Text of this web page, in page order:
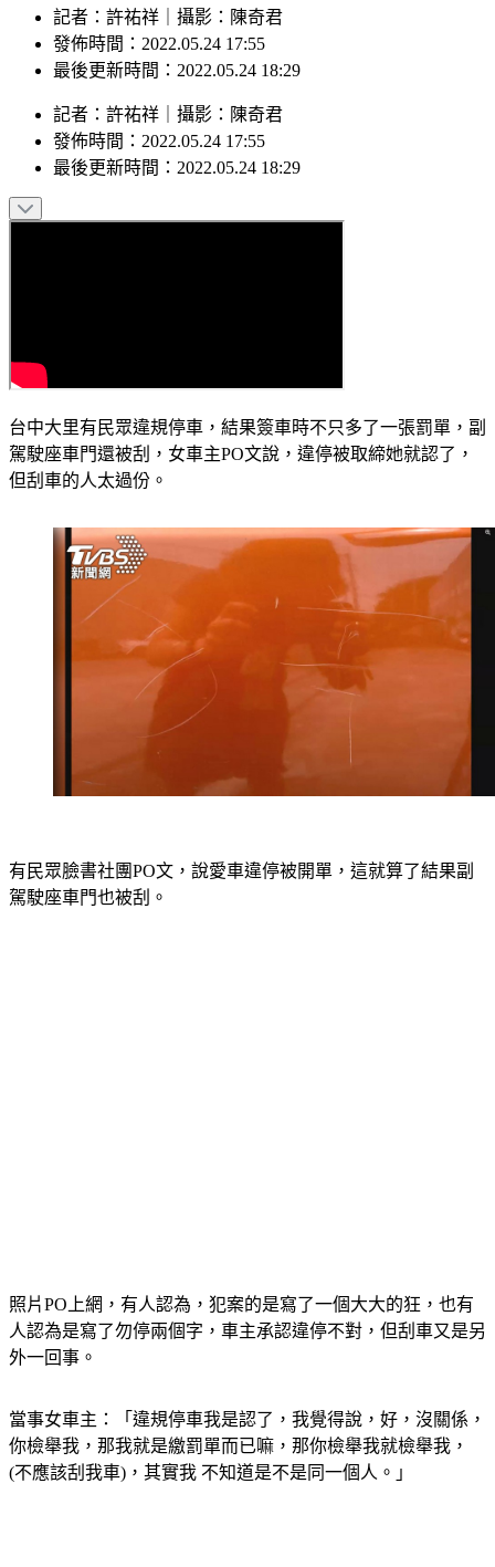
記者：許祐祥｜攝影：陳奇君
發佈時間：2022.05.24 17:55
最後更新時間：2022.05.24 18:29
記者 ： 許祐祥 攝影 ： 陳奇君
發佈時間： 2022.05.24 17:55
最後更新時間： 2022.05.24 18:29
台中大里有民眾違規停車，結果簽車時不只多了一張罰單，副
駕駛座車門還被刮，女車主PO文說，違停被取締她就認了，
但刮車的人太過份。
有民眾臉書社團PO文，說愛車違停被開單，這就算了結果副
駕駛座車門也被刮。
照片PO上網，有人認為，犯案的是寫了一個大大的狂，也有
人認為是寫了勿停兩個字，車主承認違停不對，但刮車又是另
外一回事。
當事女車主：「違規停車我是認了，我覺得說，好，沒關係，
你檢舉我，那我就是繳罰單而已嘛，那你檢舉我就檢舉我，
(不應該刮我車)，其實我 不知道是不是同一個人。」